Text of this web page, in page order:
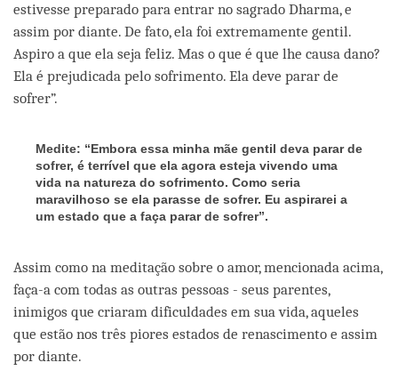
estivesse preparado para entrar no sagrado Dharma, e
assim por diante. De fato, ela foi extremamente gentil.
Aspiro a que ela seja feliz. Mas o que é que lhe causa dano?
Ela é prejudicada pelo sofrimento. Ela deve parar de
sofrer”.
Medite: “Embora essa minha mãe gentil deva parar de
sofrer, é terrível que ela agora esteja vivendo uma
vida na natureza do sofrimento. Como seria
maravilhoso se ela parasse de sofrer. Eu aspirarei a
um estado que a faça parar de sofrer”.
Assim como na meditação sobre o amor, mencionada acima,
faça-a com todas as outras pessoas - seus parentes,
inimigos que criaram dificuldades em sua vida, aqueles
que estão nos três piores estados de renascimento e assim
por diante.